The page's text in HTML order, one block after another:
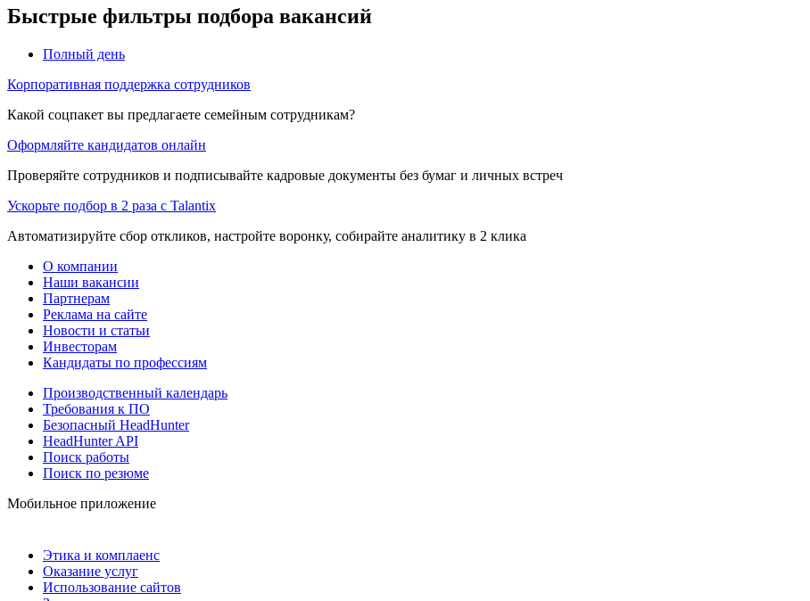
Быстрые фильтры подбора вакансий
Полный день
Корпоративная поддержка сотрудников
Какой соцпакет вы предлагаете семейным сотрудникам?
Оформляйте кандидатов онлайн
Проверяйте сотрудников и подписывайте кадровые документы без бумаг и личных встреч
Ускорьте подбор в 2 раза с Talantix
Автоматизируйте сбор откликов, настройте воронку, собирайте аналитику в 2 клика
О компании
Наши вакансии
Партнерам
Реклама на сайте
Новости и статьи
Инвесторам
Кандидаты по профессиям
Производственный календарь
Требования к ПО
Безопасный HeadHunter
HeadHunter API
Поиск работы
Поиск по резюме
Мобильное приложение
Этика и комплаенс
Оказание услуг
Использование сайтов